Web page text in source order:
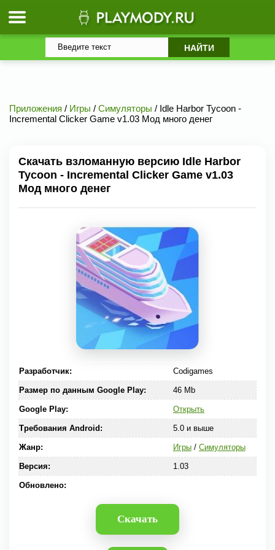
Приложения / Игры / Симуляторы / Idle Harbor Tycoon -
Incremental Clicker Game v1.03 Мод много денег
Скачать взломанную версию Idle Harbor
Tycoon - Incremental Clicker Game v1.03
Мод много денег
Разработчик: Codigames
Размер по данным Google Play: 46 Mb
Google Play: Открыть
Требования Android: 5.0 и выше
Жанр: Игры/ Симуляторы
Версия: 1.03
Обновлено:
Скачать